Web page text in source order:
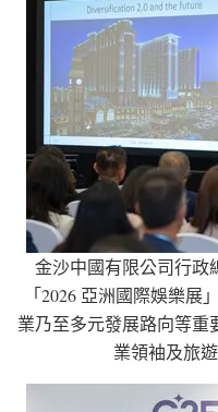
金沙中國有限公司行政
「2026 亞洲國際娛樂
業乃至多元發展路向等
業領袖及旅